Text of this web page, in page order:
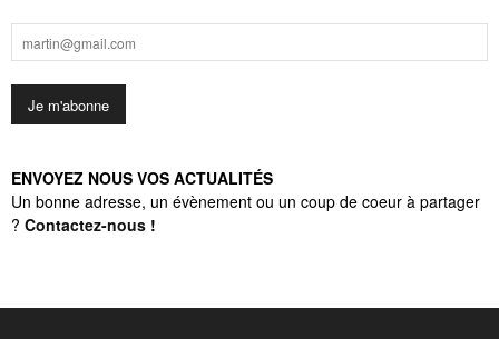
ENVOYEZ NOUS VOS ACTUALITÉS
Un bonne adresse, un évènement ou un coup de coeur à partager
? Contactez-nous !